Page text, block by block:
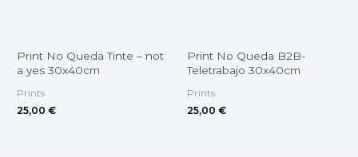
Print No Queda Tinte – not
a yes 30x40cm
Prints
25,00 €
Print No Queda B2B-
Teletrabajo 30x40cm
Prints
25,00 €